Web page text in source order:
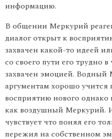
информацию.
В общении Меркурий
диалог открыт к
захвачен какой-то идеей
со своего пути его трудно
захвачен эмоцией.
аргументам хорошо
восприятию нового
как воздуш­ный Меркурий.
чувствует что понял его
пережил на собственном